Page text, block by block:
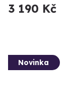
3 190 Kč
Novinka